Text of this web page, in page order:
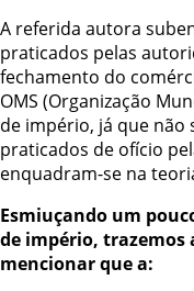
A referida autora
praticados pelas
fechamento do
OMS (Organização
de império, já que não
praticados de ofício
enquadram-se na
Esmiuçando um
de império, trazemos
mencionar que a: